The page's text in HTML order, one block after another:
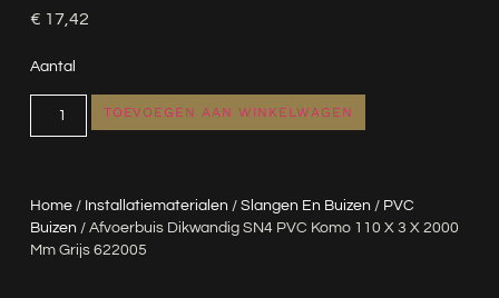
Home/ Installatiematerialen / Slangen En Buizen / PVC
Buizen / Afvoerbuis Dikwandig SN4 PVC Komo 110 X 3 X 2000
Mm Grijs 622005
€ 17,42
Aantal
TOEVOEGEN AAN WINKELWAGEN